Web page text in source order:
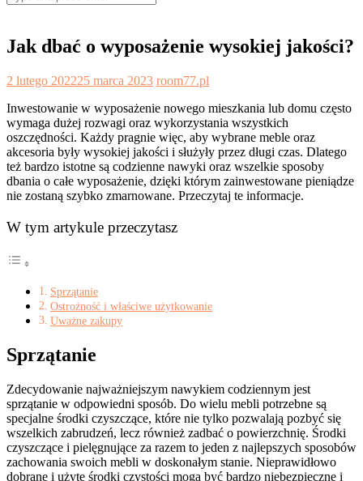
for:
Jak dbać o wyposażenie wysokiej jakości?
2 lutego 202225 marca 2023 room77.pl
Inwestowanie w wyposażenie nowego mieszkania lub domu często
wymaga dużej rozwagi oraz wykorzystania wszystkich
oszczędności. Każdy pragnie więc, aby wybrane meble oraz
akcesoria były wysokiej jakości i służyły przez długi czas. Dlatego
też bardzo istotne są codzienne nawyki oraz wszelkie sposoby
dbania o całe wyposażenie, dzięki którym zainwestowane pieniądze
nie zostaną szybko zmarnowane. Przeczytaj te informacje.
W tym artykule przeczytasz
Sprzątanie
Ostrożność i właściwe użytkowanie
Uważne zakupy
Sprzątanie
Zdecydowanie najważniejszym nawykiem codziennym jest
sprzątanie w odpowiedni sposób. Do wielu mebli potrzebne są
specjalne środki czyszczące, które nie tylko pozwalają pozbyć się
wszelkich zabrudzeń, lecz również zadbać o powierzchnię. Środki
czyszczące i pielęgnujące za razem to jeden z najlepszych sposobów
zachowania swoich mebli w doskonałym stanie. Nieprawidłowo
dobrane i użyte środki czystości mogą być bardzo niebezpieczne i